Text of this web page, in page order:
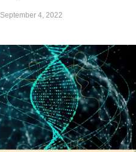
September 4, 2022